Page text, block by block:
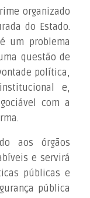
organizado
do Estado.
um problema
questão de
política,
e,
com a
aos órgãos
e servirá
públicas e
pública